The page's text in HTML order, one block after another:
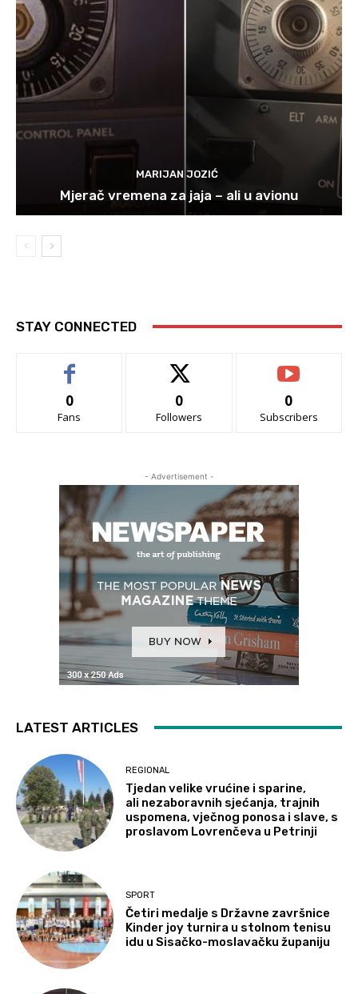
MARIJAN JOZIĆ
Mjerač vremena za jaja – ali u avionu
STAY CONNECTED
0
Fans
0
Followers
0
Subscribers
- Advertisement -
LATEST ARTICLES
REGIONAL
Tjedan velike vrućine i sparine,
ali nezaboravnih sjećanja, trajnih
uspomena, vječnog ponosa i slave, s
proslavom Lovrenčeva u Petrinji
SPORT
Četiri medalje s Državne završnice
Kinder joy turnira u stolnom tenisu
idu u Sisačko-moslavačku županiju